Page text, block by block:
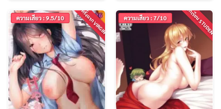
ครั้งแรก VIRGIN
ความเสียว : 9.5/10 นักเรียน STUDENT
ความเสียว : 7/10